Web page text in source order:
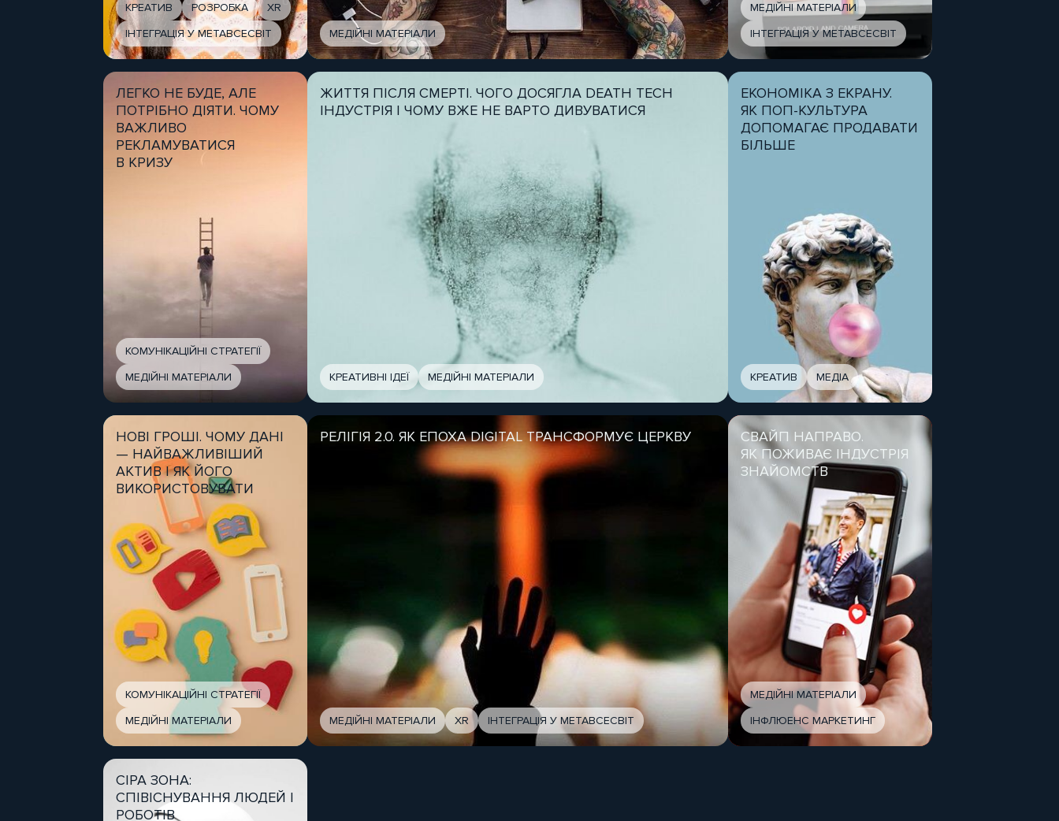
КРЕАТИВ РОЗРОБКА
XR
ІНТЕГРАЦІЯ У МЕТАВСЕСВІТ
МЕДІЙНІ МАТЕРІАЛИ
МЕДІЙНІ МАТЕРІАЛИ
ІНТЕГРАЦІЯ У МЕТАВСЕСВІТ
ЛЕГКО НЕ БУДЕ, АЛЕ
ПОТРІБНО ДІЯТИ. ЧОМУ
ВАЖЛИВО
РЕКЛАМУВАТИСЯ
В КРИЗУ
КОМУНІКАЦІЙНІ СТРАТЕГІЇ
МЕДІЙНІ МАТЕРІАЛИ
ЖИТТЯ ПІСЛЯ СМЕРТІ. ЧОГО ДОСЯГЛА DEATH TECH
ІНДУСТРІЯ І ЧОМУ ВЖЕ НЕ ВАРТО ДИВУВАТИСЯ
КРЕАТИВНІ ІДЕЇ МЕДІЙНІ МАТЕРІАЛИ
ЕКОНОМІКА З ЕКРАНУ.
ЯК ПОП-КУЛЬТУРА
ДОПОМАГАЄ ПРОДАВАТИ
БІЛЬШЕ
КРЕАТИВ МЕДІА
НОВІ ГРОШІ. ЧОМУ ДАНІ
— НАЙВАЖЛИВІШИЙ
АКТИВ І ЯК ЙОГО
ВИКОРИСТОВУВАТИ
КОМУНІКАЦІЙНІ СТРАТЕГІЇ
МЕДІЙНІ МАТЕРІАЛИ
РЕЛІГІЯ 2.0. ЯК ЕПОХА DIGITAL ТРАНСФОРМУЄ ЦЕРКВУ
МЕДІЙНІ МАТЕРІАЛИ XR ІНТЕГРАЦІЯ У МЕТАВСЕСВІТ
CВАЙП НАПРАВО.
ЯК ПОЖИВАЄ ІНДУСТРІЯ
ЗНАЙОМСТВ
МЕДІЙНІ МАТЕРІАЛИ
ІНФЛЮЕНС МАРКЕТИНГ
СІРА ЗОНА:
СПІВІСНУВАННЯ ЛЮДЕЙ І
РОБОТІВ